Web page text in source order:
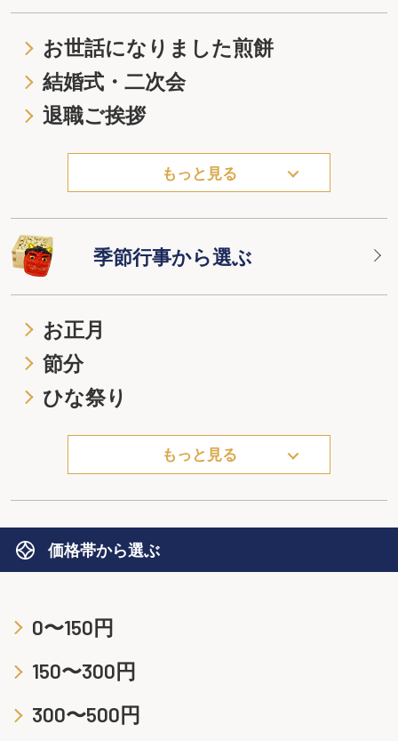
お世話になりました煎餅
結婚式・二次会
退職ご挨拶
もっと見る
季節行事から選ぶ
お正月
節分
ひな祭り
もっと見る
価格帯から選ぶ
0〜150円
150〜300円
300〜500円